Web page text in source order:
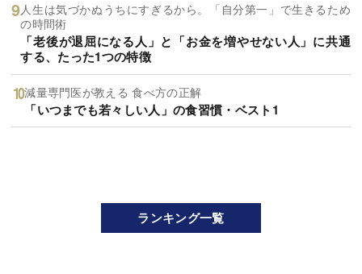
人生は気づかぬうちにすぎるから。「自分第一」で生きるため
の時間術
「老後が退屈になる人」と「お金を増やせない人」に共通
する、たった1つの特徴
減量専門医が教える 食べ方の正解
「いつまでも若々しい人」の食習慣・ベスト1
ランキング一覧